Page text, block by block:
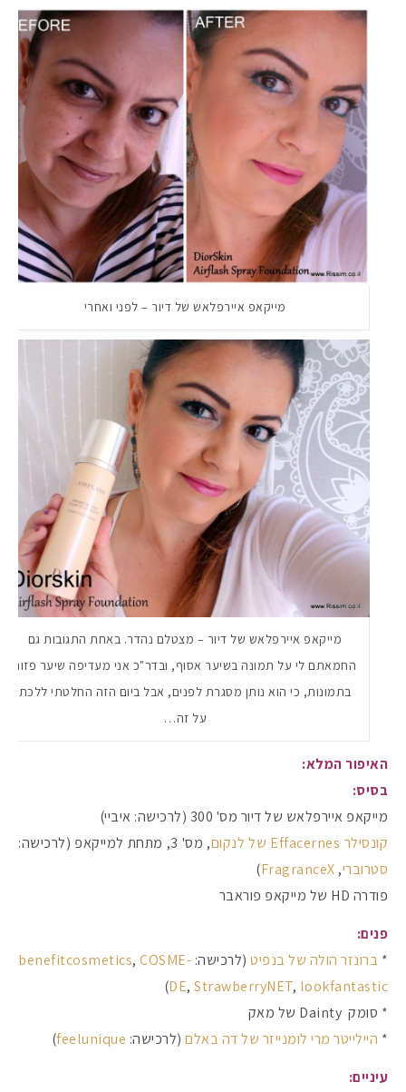
מייקאפ איירפלאש של דיור – לפני ואחרי
מייקאפ איירפלאש של דיור – מצטלם נהדר. באחת התגובות גם
החמאתם לי על תמונה בשיער אסוף, ובדר"כ אני מעדיפה שיער פזור
בתמונות, כי הוא נותן מסגרת לפנים, אבל ביום הזה החלטתי ללכת
על זה…
האיפור המלא:
בסיס:
מייקאפ איירפלאש של דיור מס' 300 (לרכישה: איביי)
קונסילר Effacernes של לנקום
, מס' 3, מתחת למייקאפ (לרכישה:
סטרוברי,
FragranceX
)
פודרה HD של מייקאפ פוראבר
פנים:
* ברונזר הולה של בנפיט (לרכישה: , COSME-
DE, StrawberryNET, lookfantastic
)
* סומק Dainty של מאק
* היילייטר מרי לומנייזר של דה באלם (לרכישה: feelunique
)
עיניים: